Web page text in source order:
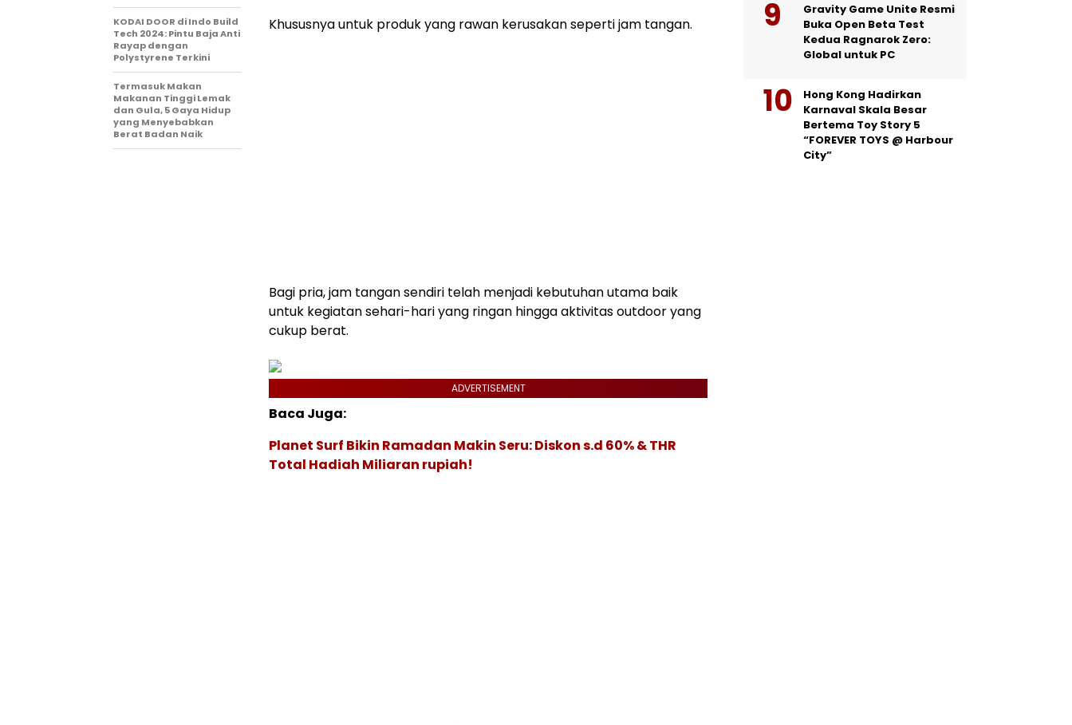
Khususnya untuk produk yang rawan kerusakan seperti jam tangan.
Bagi pria, jam tangan sendiri telah menjadi kebutuhan utama baik
untuk kegiatan sehari-hari yang ringan hingga aktivitas outdoor yang
cukup berat.
ADVERTISEMENT
Baca Juga:
Planet Surf Bikin Ramadan Makin Seru: Diskon s.d 60% & THR
Total Hadiah Miliaran rupiah!
KODAI DOOR di Indo Build
Tech 2024: Pintu Baja Anti
Rayap dengan
Polystyrene Terkini
Termasuk Makan
Makanan Tinggi Lemak
dan Gula, 5 Gaya Hidup
yang Menyebabkan
Berat Badan Naik
Gravity Game Unite Resmi
Buka Open Beta Test
Kedua Ragnarok Zero:
Global untuk PC
Hong Kong Hadirkan
Karnaval Skala Besar
Bertema Toy Story 5
“FOREVER TOYS @ Harbour
City”